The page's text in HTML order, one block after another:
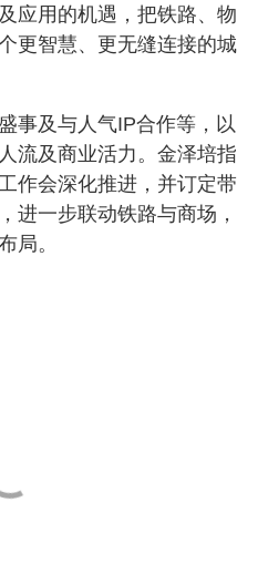
应用的机遇，把铁路、物
更智慧、更无缝连接的城
事及与人气IP合作等，以
流及商业活力。金泽培指
作会深化推进，并订定带
进一步联动铁路与商场，
局。